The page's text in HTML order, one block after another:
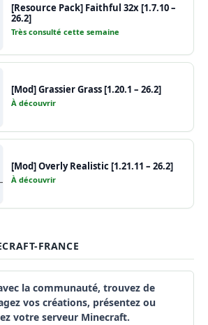
[Resource Pack] Faithful 32x [1.7.10 –
26.2]
Très consulté cette semaine
[Mod] Grassier Grass [1.20.1 – 26.2]
À découvrir
[Mod] Overly Realistic [1.21.11 – 26.2]
À découvrir
FRANCE
la communauté, trouvez de
vos créations, présentez ou
votre serveur Minecraft.